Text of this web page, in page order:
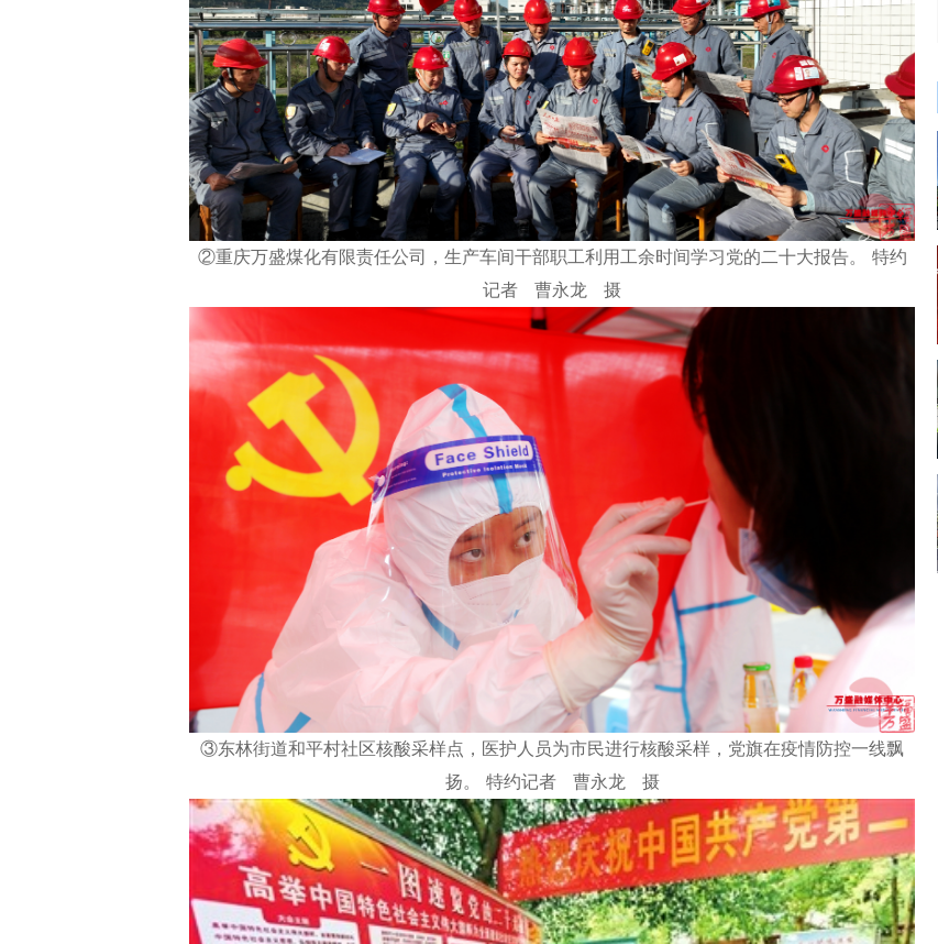
②重庆万盛煤化有限责任公司，生产车间干部职工利用工余时间学习党的二十大报告。 特约
记者 曹永龙 摄
③东林街道和平村社区核酸采样点，医护人员为市民进行核酸采样，党旗在疫情防控一线飘
扬。 特约记者 曹永龙 摄